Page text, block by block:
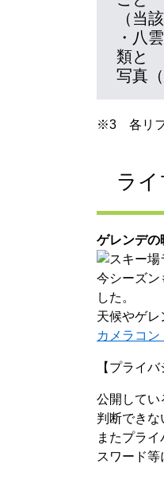
（当
・八
類と
写真
※3 各リフ
ライ
ゲレンデの
今シーズン
した。
天候やゲレ
カメラコン
【プライ
公開してい
判断できな
またプラ
スワード等